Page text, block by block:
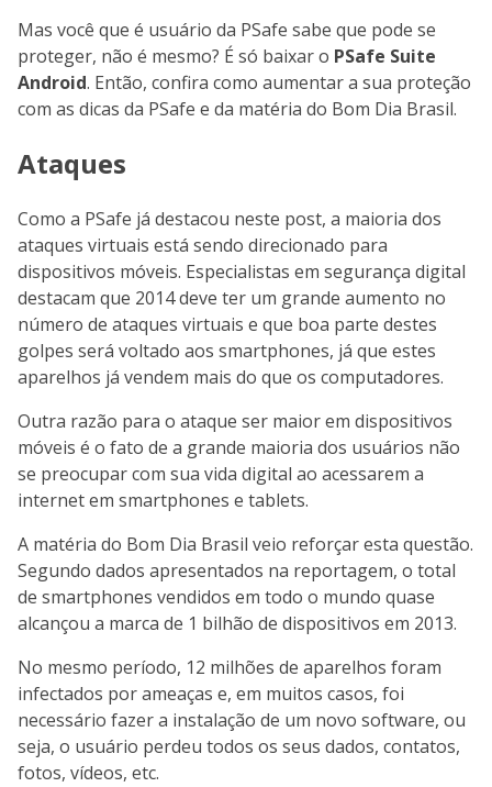
Mas você que é usuário da PSafe sabe que pode se
proteger, não é mesmo? É só baixar o PSafe Suite
Android. Então, confira como aumentar a sua proteção
com as dicas da PSafe e da matéria do Bom Dia Brasil.
Ataques
Como a PSafe já destacou neste post, a maioria dos
ataques virtuais está sendo direcionado para
dispositivos móveis. Especialistas em segurança digital
destacam que 2014 deve ter um grande aumento no
número de ataques virtuais e que boa parte destes
golpes será voltado aos smartphones, já que estes
aparelhos já vendem mais do que os computadores.
Outra razão para o ataque ser maior em dispositivos
móveis é o fato de a grande maioria dos usuários não
se preocupar com sua vida digital ao acessarem a
internet em smartphones e tablets.
A matéria do Bom Dia Brasil veio reforçar esta questão.
Segundo dados apresentados na reportagem, o total
de smartphones vendidos em todo o mundo quase
alcançou a marca de 1 bilhão de dispositivos em 2013.
No mesmo período, 12 milhões de aparelhos foram
infectados por ameaças e, em muitos casos, foi
necessário fazer a instalação de um novo software, ou
seja, o usuário perdeu todos os seus dados, contatos,
fotos, vídeos, etc.